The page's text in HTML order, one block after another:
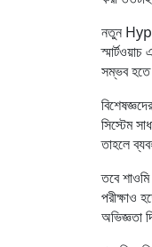
নতুন
সম্ভব হতে
সিস্টেম
তাহলে
তবে
পরীক্ষাও
অভিজ্ঞতা